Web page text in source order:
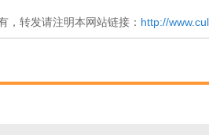
，转发请注明本网站链接： http://